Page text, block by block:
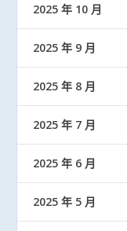
2025 年 10 月
2025 年 9 月
2025 年 8 月
2025 年 7 月
2025 年 6 月
2025 年 5 月